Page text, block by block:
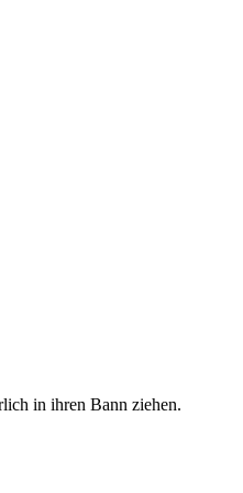
in ihren Bann ziehen.